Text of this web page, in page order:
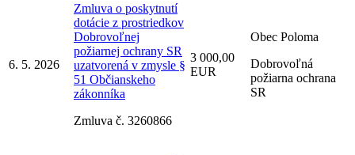
6. 5. 2026
Zmluva o poskytnutí
dotácie z prostriedkov
Dobrovoľnej
požiarnej ochrany SR
uzatvorená v zmysle §
51 Občianskeho
zákonníka
Zmluva č. 3260866
3 000,00
EUR
Obec Poloma
Dobrovoľná
požiarna ochrana
SR